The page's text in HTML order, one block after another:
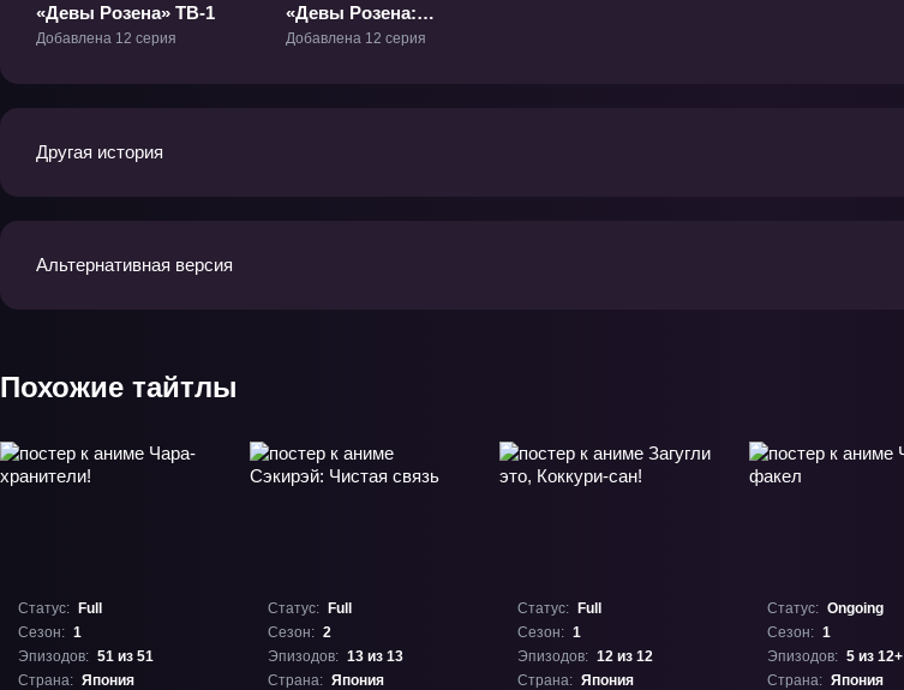
«Девы Розена» ТВ-1
Добавлена 12 серия
«Девы Розена:
Сновидение» ТВ-2
Добавлена 12 серия
Другая история
Альтернативная версия
Похожие тайтлы
Статус:
Full
Сезон: 1
Эпизодов: 51 из 51
Страна: Япония
Статус:
Full
Сезон: 2
Эпизодов: 13 из 13
Страна: Япония
Статус:
Full
Сезон: 1
Эпизодов: 12 из 12
Страна: Япония
Статус: Ongoing
Сезон: 1
Эпизодов: 5 из 12+
Страна: Япония